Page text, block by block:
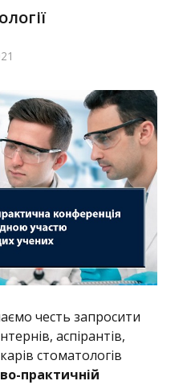
честь запросити
аспірантів,
стоматологів
практичній